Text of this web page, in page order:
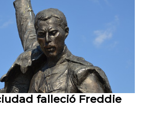
falleció Freddie